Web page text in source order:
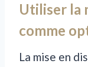
Utiliser la
comme
La mise en